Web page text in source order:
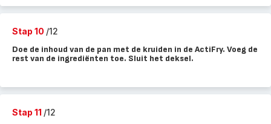
Stap 10 /12
Doe de inhoud van de pan met de kruiden in de ActiFry. Voeg de
rest van de ingrediënten toe. Sluit het deksel.
Stap 11 /12